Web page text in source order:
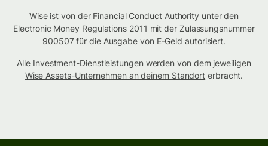
Wise ist von der Financial Conduct Authority unter den
Electronic Money Regulations 2011 mit der Zulassungsnummer
900507für die Ausgabe von E-Geld autorisiert.
Alle Investment-Dienstleistungen werden von dem jeweiligen
Wise Assets-Unternehmen an deinem Standort erbracht.